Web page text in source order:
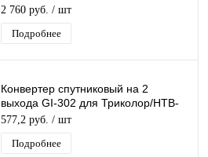
Innovations К+ 8 дляТриколор/НТВ-
Плюс
2 760 руб. / шт
Подробнее
Конвертер спутниковый на 2
выхода GI-302 для Триколор/НТВ-
Плюс круговой поляризации Galaxy
Innovatio
577,2 руб. / шт
Подробнее